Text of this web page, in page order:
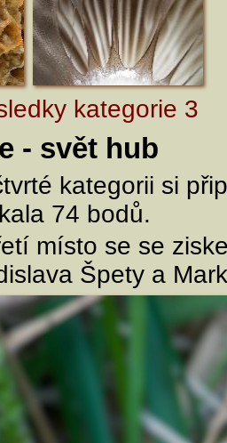
kategorie 3
- svět hub
kategorii si
74 bodů.
místo se se
Špety a